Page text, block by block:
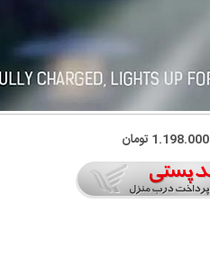
1.198.000 تومان